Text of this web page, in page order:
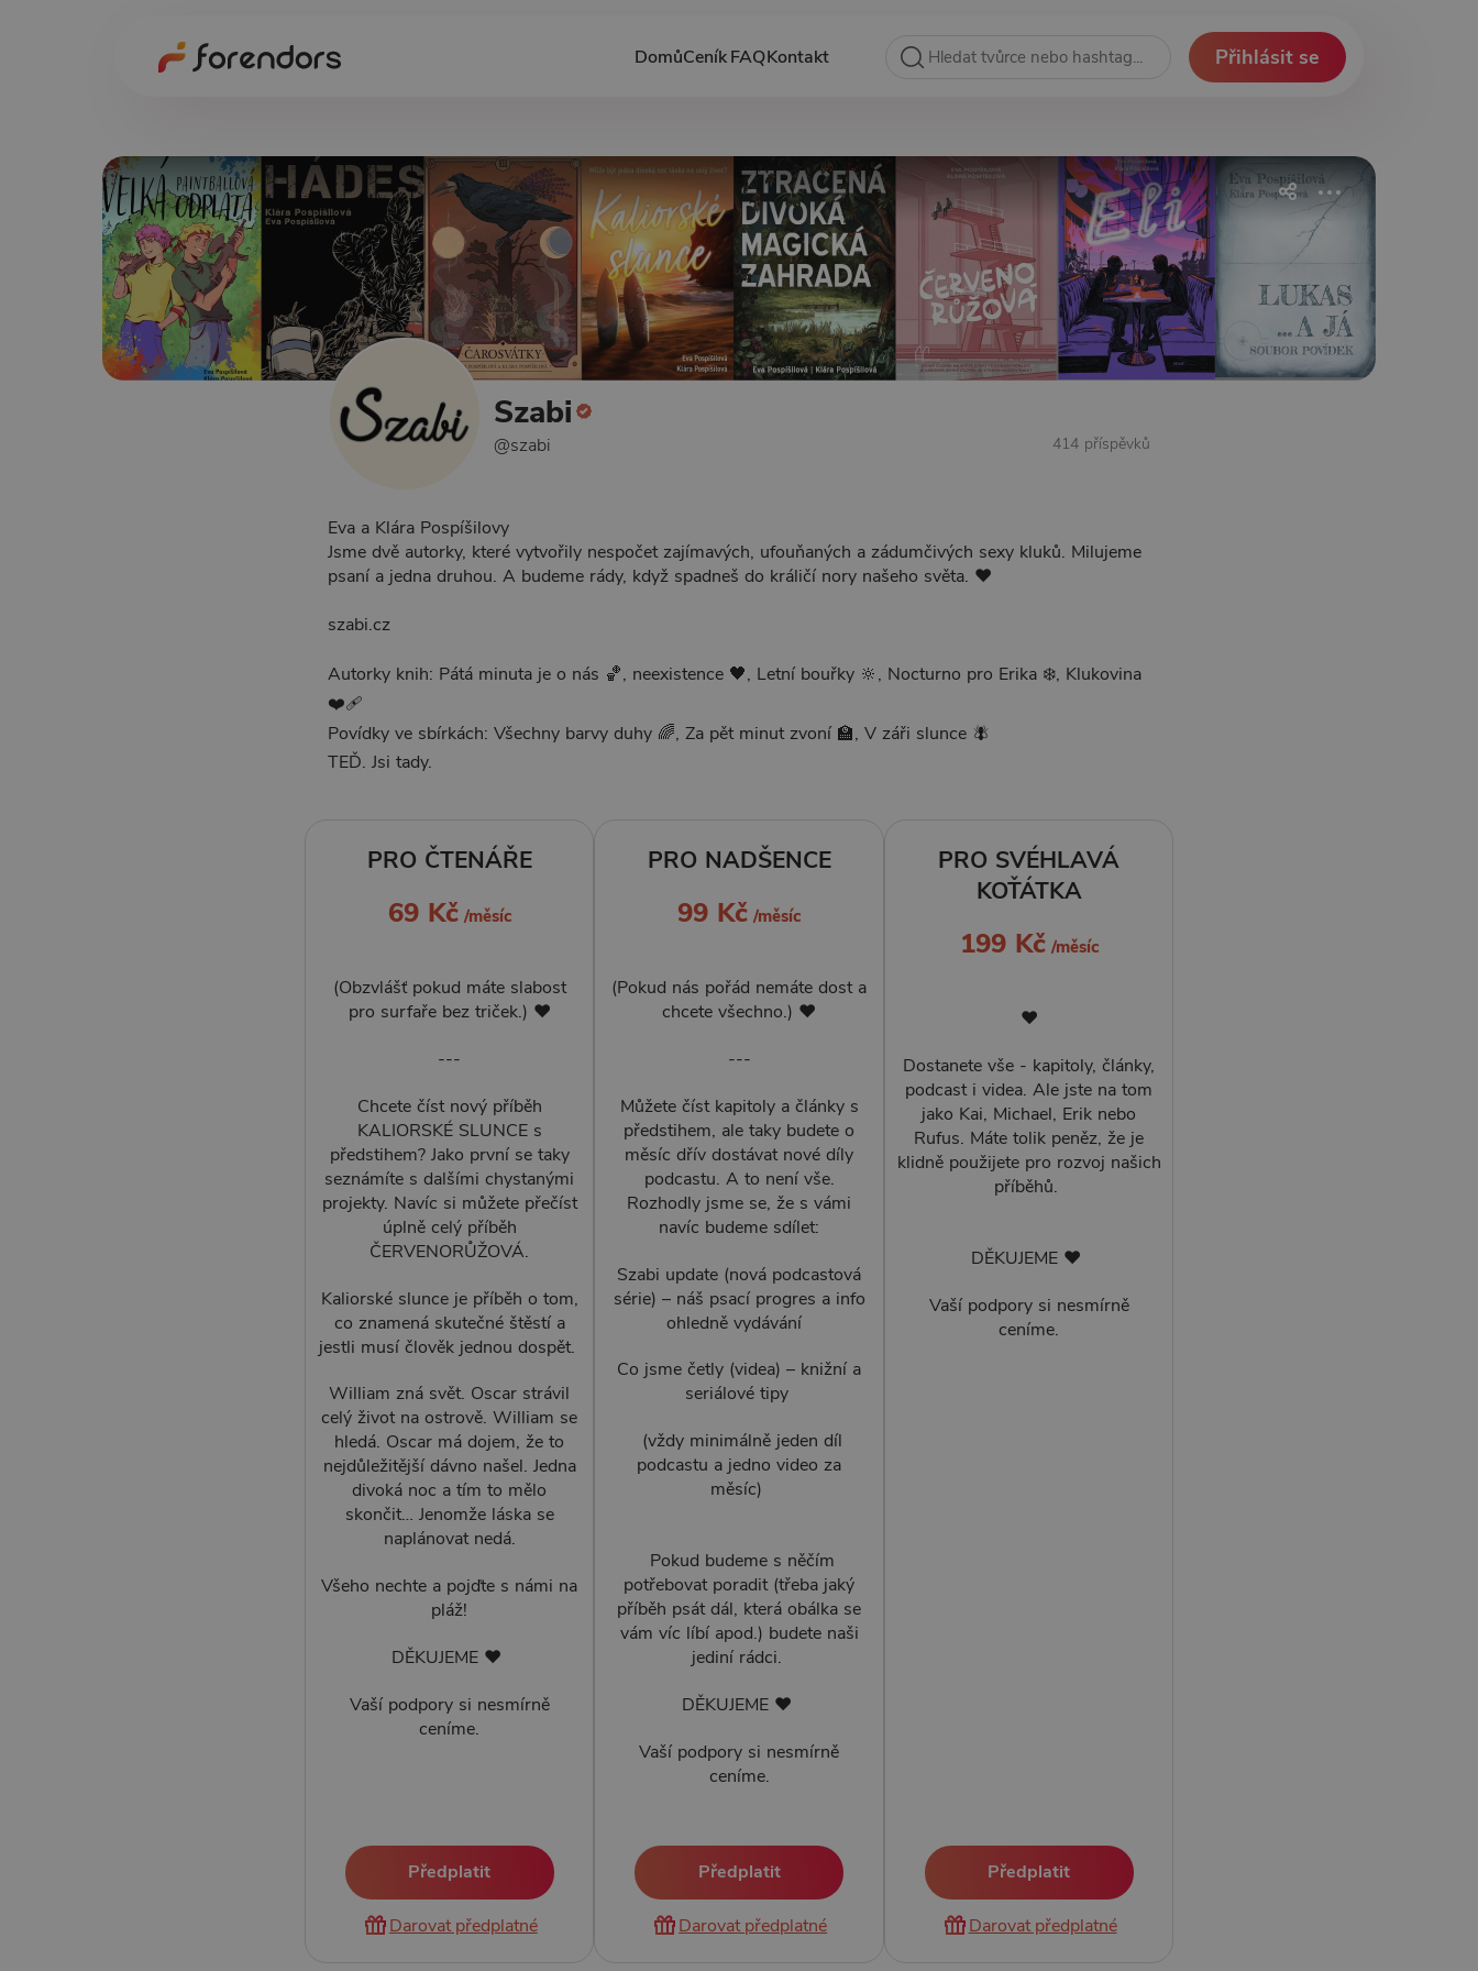
DomůCeníkFAQKontakt Přihlásit se
Szabi
@szabi 414 příspěvků
Eva a Klára Pospíšilovy
Jsme dvě autorky, které vytvořily nespočet zajímavých, ufouňaných a zádumčivých sexy kluků. Milujeme
psaní a jedna druhou. A budeme rády, když spadneš do králičí nory našeho světa. ♥
szabi.cz
Autorky knih: Pátá minuta je o nás 🏀, neexistence 🖤, Letní bouřky 🔆, Nocturno pro Erika ❄️, Klukovina
❤️‍🩹
Povídky ve sbírkách: Všechny barvy duhy 🌈, Za pět minut zvoní 🏫, V záři slunce 🪰
TEĎ. Jsi tady.
PRO ČTENÁŘE
69 Kč /měsíc
(Obzvlášť pokud máte slabost
pro surfaře bez triček.) ♥
---
Chcete číst nový příběh
KALIORSKÉ SLUNCE s
předstihem? Jako první se taky
seznámíte s dalšími chystanými
projekty. Navíc si můžete přečíst
úplně celý příběh
ČERVENORŮŽOVÁ.
Kaliorské slunce je příběh o tom,
co znamená skutečné štěstí a
jestli musí člověk jednou dospět.
William zná svět. Oscar strávil
celý život na ostrově. William se
hledá. Oscar má dojem, že to
nejdůležitější dávno našel. Jedna
divoká noc a tím to mělo
skončit… Jenomže láska se
naplánovat nedá.
Všeho nechte a pojďte s námi na
pláž!
DĚKUJEME ♥
Vaší podpory si nesmírně
ceníme.
Předplatit
Darovat předplatné
PRO NADŠENCE
99 Kč /měsíc
(Pokud nás pořád nemáte dost a
chcete všechno.) ♥
---
Můžete číst kapitoly a články s
předstihem, ale taky budete o
měsíc dřív dostávat nové díly
podcastu. A to není vše.
Rozhodly jsme se, že s vámi
navíc budeme sdílet:
Szabi update (nová podcastová
série) – náš psací progres a info
ohledně vydávání
Co jsme četly (videa) – knižní a
seriálové tipy
(vždy minimálně jeden díl
podcastu a jedno video za
měsíc)
Pokud budeme s něčím
potřebovat poradit (třeba jaký
příběh psát dál, která obálka se
vám víc líbí apod.) budete naši
jediní rádci.
DĚKUJEME ♥
Vaší podpory si nesmírně
ceníme.
Předplatit
Darovat předplatné
PRO SVÉHLAVÁ
KOŤÁTKA
199 Kč /měsíc
♥
Dostanete vše - kapitoly, články,
podcast i videa. Ale jste na tom
jako Kai, Michael, Erik nebo
Rufus. Máte tolik peněz, že je
klidně použijete pro rozvoj našich
příběhů.
DĚKUJEME ♥
Vaší podpory si nesmírně
ceníme.
Předplatit
Darovat předplatné